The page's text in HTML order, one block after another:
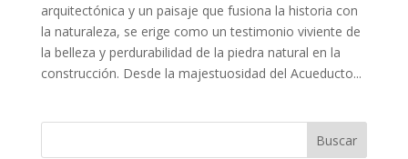
arquitectónica y un paisaje que fusiona la historia con
la naturaleza, se erige como un testimonio viviente de
la belleza y perdurabilidad de la piedra natural en la
construcción. Desde la majestuosidad del Acueducto...
Buscar